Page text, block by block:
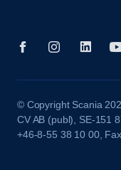
© Copyright Scania
CV AB (publ), SE-151
+46-8-55 38 10 00,